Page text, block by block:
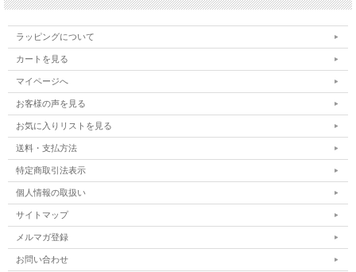
ラッピングについて
カートを見る
マイページへ
お客様の声を見る
お気に入りリストを見る
送料・支払方法
特定商取引法表示
個人情報の取扱い
サイトマップ
メルマガ登録
お問い合わせ